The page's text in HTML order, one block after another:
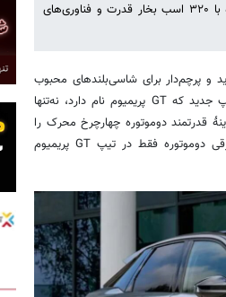
پژو از نسخه پرچم‌دار و چهارچرخ محرک شاسی‌بلندهای برقی ۳۰۰۸ و ۵۰۰۸ با ۳۲۰ اسب بخار قدرت و فناوری‌های
و پرچم‌دار برای شاسی‌بلندهای محبوب
۳۰۰۸ و ۵۰۰۸، سطح تجمل و قدرت را در این خودروها ارتقا داده است. تیپ جدید که GT پریمیوم نام دارد، نه‌تنها
قدرتمند دوموتوره چهارچرخ محرک را
برای نسخه‌های تمام برقی این دو مدل فراهم می‌کند. این قوای محرکهٔ برقی دوموتوره فقط در تیپ GT پریمیوم